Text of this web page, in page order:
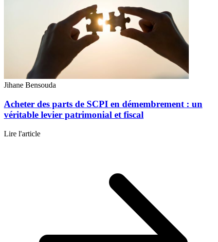
Jihane Bensouda
Acheter des parts de SCPI en démembrement : un
véritable levier patrimonial et fiscal
Lire l'article